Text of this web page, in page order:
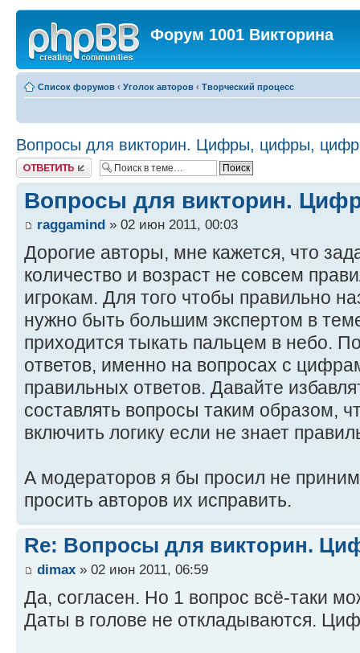
Форум 1001 Викторина
Список форумов ‹ Уголок авторов ‹ Творческий процесс
Вопросы для викторин. Цифры, цифры,
Ответить
Вопросы для викторин.
raggamind » 02 июн 2011, 00:03
Дорогие авторы, мне кажется, что
количество и возраст не совсем
игрокам. Для того чтобы правильно
нужно быть большим экспертом в
приходится тыкать пальцем в небо.
ответов, именно на вопросах с
правильных ответов. Давайте
составлять вопросы таким образом,
включить логику если не знает
А модераторов я бы просил не
просить авторов их исправить.
Re: Вопросы для викторин.
dimax » 02 июн 2011, 06:59
Да, согласен. Но 1 вопрос всё-таки
Даты в голове не откладываются.